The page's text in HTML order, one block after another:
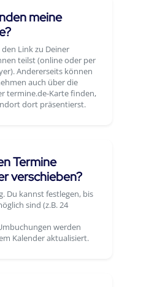
meine
Link zu Deiner
teilst (online oder per
Andererseits können
auch über die
termine.de-Karte finden,
dort präsentierst.
Termine
verschieben?
Du kannst festlegen, bis
sind (z.B. 24
werden
Kalender aktualisiert.